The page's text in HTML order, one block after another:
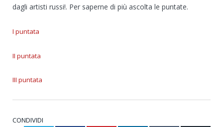
dagli artisti russi!. Per saperne di più ascolta le puntate.
I puntata
II puntata
III puntata
CONDIVIDI